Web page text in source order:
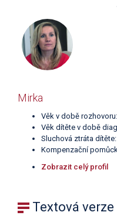
Mirka
Věk v době
Věk dítěte v době
Sluchová ztráta
Kompenzační
Zobrazit celý profil
Textová verze